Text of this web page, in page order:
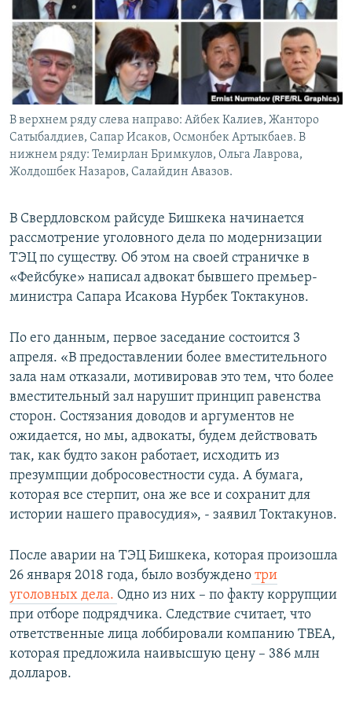
В верхнем ряду слева направо: Айбек Калиев, Жанторо
Сатыбалдиев, Сапар Исаков, Осмонбек Артыкбаев. В
нижнем ряду: Темирлан Бримкулов, Ольга Лаврова,
Жолдошбек Назаров, Салайдин Авазов.
В Свердловском райсуде Бишкека начинается
рассмотрение уголовного дела по модернизации
ТЭЦ по существу. Об этом на своей страничке в
«Фейсбуке» написал адвокат бывшего премьер-
министра Сапара Исакова Нурбек Токтакунов.
По его данным, первое заседание состоится 3
апреля. «В предоставлении более вместительного
зала нам отказали, мотивировав это тем, что более
вместительный зал нарушит принцип равенства
сторон. Состязания доводов и аргументов не
ожидается, но мы, адвокаты, будем действовать
так, как будто закон работает, исходить из
презумпции добросовестности суда. А бумага,
которая все стерпит, она же все и сохранит для
истории нашего правосудия», - заявил Токтакунов.
После аварии на ТЭЦ Бишкека, которая произошла
26 января 2018 года, было возбуждено три
уголовных дела. Одно из них – по факту коррупции
при отборе подрядчика. Следствие считает, что
ответственные лица лоббировали компанию TBEA,
которая предложила наивысшую цену – 386 млн
долларов.